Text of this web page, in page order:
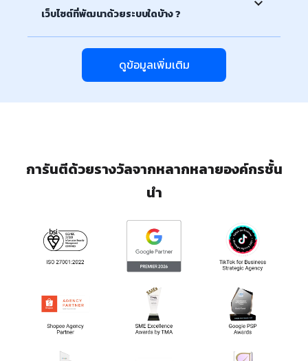
Readyplanet Marketing Platform (RMP) สำหรับการ
ติดตามและบริหารจัดการอย่างครบวงจร
เว็บไซต์ที่พัฒนาด้วยระบบใดบ้าง ?
A: บริการ AI SEO ของ Readyplanet รองรับเว็บไซต์
"ส่วนใหญ่" ที่สามารถบริหารจัดการเนื้อหาและปรับแต่ง
องค์ประกอบ SEO ได้ ไม่ว่าจะเป็นเว็บไซต์สำเร็จรูป CMS
ยอดนิยม เช่น WordPress, Webflow, Wix, R-
ดูข้อมูลเพิ่มเติม
การันตีด้วยรางวัลจากหลากหลายองค์กรชั้น
นำ